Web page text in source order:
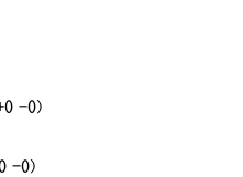
-0)
-0)